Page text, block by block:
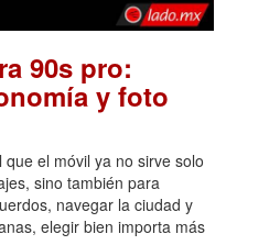
90s pro:
y foto
el móvil ya no sirve solo
sino también para
navegar la ciudad y
elegir bien importa más